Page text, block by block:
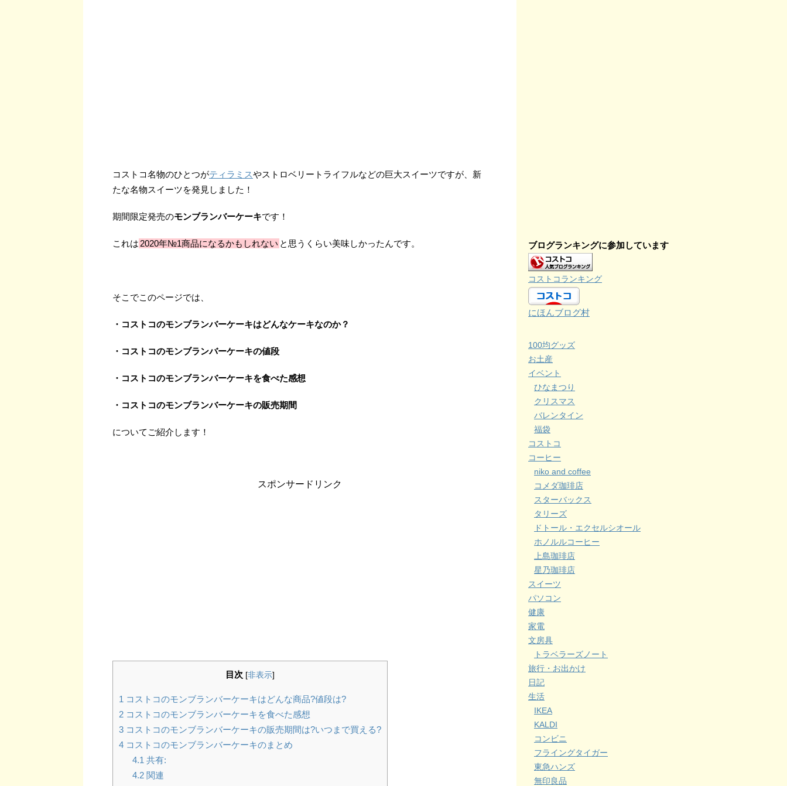
コストコ名物のひとつがティラミスやストロベリートライフルなどの巨大スイーツですが、新
たな名物スイーツを発見しました！
期間限定発売のモンブランバーケーキです！
これは 2020年№1商品になるかもしれない と思うくらい美味しかったんです。
そこでこのページでは、
・コストコのモンブランバーケーキはどんなケーキなのか？
・コストコのモンブランバーケーキの値段
・コストコのモンブランバーケーキを食べた感想
・コストコのモンブランバーケーキの販売期間
についてご紹介します！
スポンサードリンク
目次 [非表示]
1 コストコのモンブランバーケーキはどんな商品?値段は?
2 コストコのモンブランバーケーキを食べた感想
3 コストコのモンブランバーケーキの販売期間は?いつまで買える?
4 コストコのモンブランバーケーキのまとめ
4.1 共有:
4.2関連
ブログランキングに参加しています
コストコランキング
にほんブログ村
100均グッズ
お土産
イベント
ひなまつり
クリスマス
バレンタイン
福袋
コストコ
コーヒー
niko and coffee
コメダ珈琲店
スターバックス
タリーズ
ドトール・エクセルシオール
ホノルルコーヒー
上島珈琲店
星乃珈琲店
スイーツ
パソコン
健康
家電
文房具
トラベラーズノート
旅行・お出かけ
日記
生活
IKEA
KALDI
コンビニ
フライングタイガー
東急ハンズ
無印良品